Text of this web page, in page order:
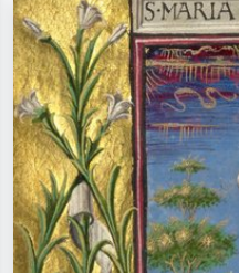
Suchen Sie nach Künstlern, Werktiteln
oder Stilen – z.B. Monet,
Sternennacht, Impressionismus, Welle
Hokusai, Akt.